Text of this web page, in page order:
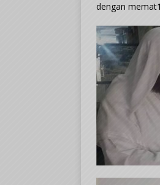
dengan